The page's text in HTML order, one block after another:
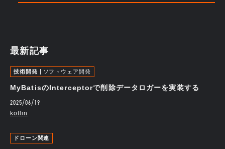
最新記事
技術開発 ソフトウェア開発
MyBatisのInterceptorで削除データロガーを実装する
2025/06/19
kotlin
ドローン関連